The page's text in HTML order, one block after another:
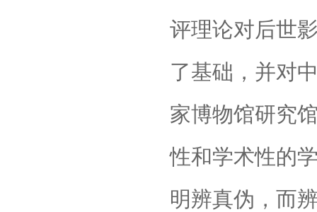
评理论对后世
了基础，并对
家博物馆研究
性和学术性的
明辨真伪，而